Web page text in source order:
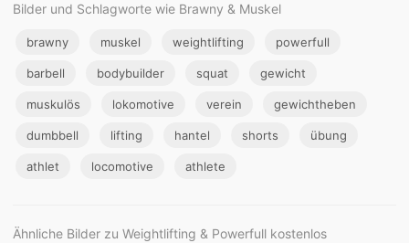
Bilder und Schlagworte wie Brawny & Muskel
brawny muskel weightlifting powerfull
barbell bodybuilder squat gewicht
muskulös lokomotive verein gewichtheben
dumbbell lifting hantel shorts übung
athlet locomotive athlete
Ähnliche Bilder zu Weightlifting & Powerfull kostenlos